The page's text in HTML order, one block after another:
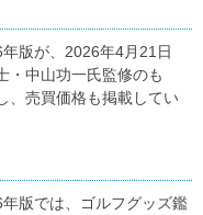
版が、2026年4月21日
・中山功一氏監修のも
、売買価格も掲載してい
版では、ゴルフグッズ鑑